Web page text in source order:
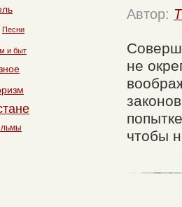
Автор:
не
чтобы
Песни
и быт